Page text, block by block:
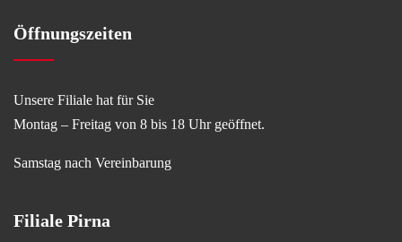
Öffnungszeiten
Unsere Filiale hat für Sie
Montag – Freitag von 8 bis 18 Uhr geöffnet.
Samstag nach Vereinbarung
Filiale Pirna